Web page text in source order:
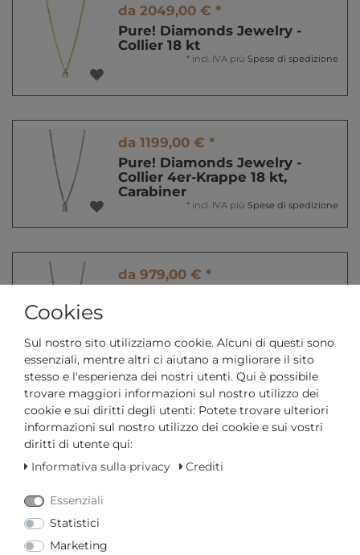
da 2049,00 € *
Pure! Diamonds Jewelry -
Collier 18 kt
* incl. IVA più Spese di spedizione
da 1199,00 € *
Pure! Diamonds Jewelry -
Collier 4er-Krappe 18 kt,
Carabiner
* incl. IVA più Spese di spedizione
da 979,00 € *
incl. IVA Spese di spedizione
da 849,00 € *
Pure! Diamonds Jewelry -
Collier 4er-Krappe 18 kt,
Carabiner
*incl. IVA
Cookies
Sul nostro sito utilizziamo cookie. Alcuni di questi sono
essenziali, mentre altri ci aiutano a migliorare il sito
stesso e l'esperienza dei nostri utenti. Qui è possibile
trovare maggiori informazioni sul nostro utilizzo dei
cookie e sui diritti degli utenti: Potete trovare ulteriori
informazioni sul nostro utilizzo dei cookie e sui vostri
diritti di utente qui:
Informativa sulla privacy
Crediti
Essenziali
Statistici
Marketing